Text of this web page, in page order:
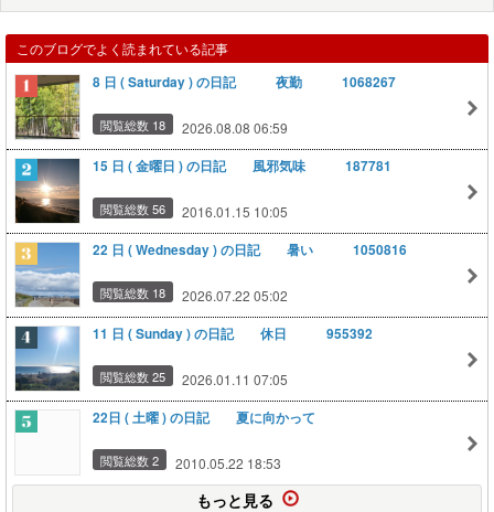
このブログでよく読まれている記事
8 日 ( Saturday ) の日記 夜勤 1068267
閲覧総数 18 2026.08.08 06:59
15 日 ( 金曜日 ) の日記 風邪気味 187781
閲覧総数 56 2016.01.15 10:05
22 日 ( Wednesday ) の日記 暑い 1050816
閲覧総数 18 2026.07.22 05:02
11 日 ( Sunday ) の日記 休日 955392
閲覧総数 25 2026.01.11 07:05
22日 ( 土曜 ) の日記 夏に向かって
閲覧総数 2 2010.05.22 18:53
もっと見る